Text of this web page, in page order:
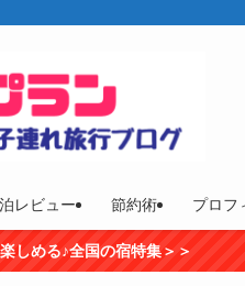
レビュー 節約術 プロフ
しめる♪全国の宿特集＞＞